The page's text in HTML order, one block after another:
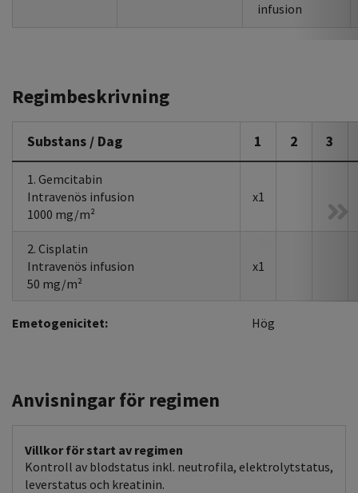
infusion
Regimbeskrivning
Substans / Dag 1 2 3
1. Gemcitabin
Intravenös infusion
1000 mg/m²
x1
2. Cisplatin
Intravenös infusion
50 mg/m²
x1
Emetogenicitet: Hög
Anvisningar för regimen
Villkor för start av regimen
Kontroll av blodstatus inkl. neutrofila, elektrolytstatus,
leverstatus och kreatinin.